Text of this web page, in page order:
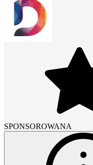
SPONSOROWANA